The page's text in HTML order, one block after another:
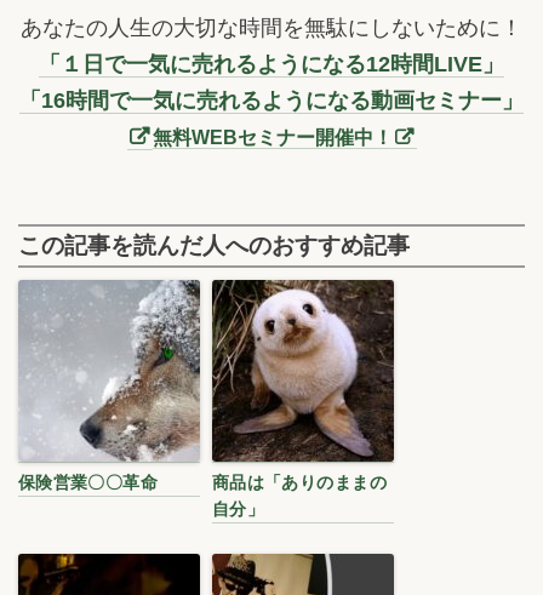
あなたの人生の大切な時間を無駄にしないために！
「１日で一気に売れるようになる12時間LIVE」
「16時間で一気に売れるようになる動画セミナー」
無料WEBセミナー開催中！
この記事を読んだ人へのおすすめ記事
保険営業〇〇革命
商品は「ありのままの
自分」